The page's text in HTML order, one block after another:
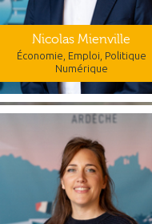
Nicolas Mienville
Économie, Emploi, Politique
Numérique